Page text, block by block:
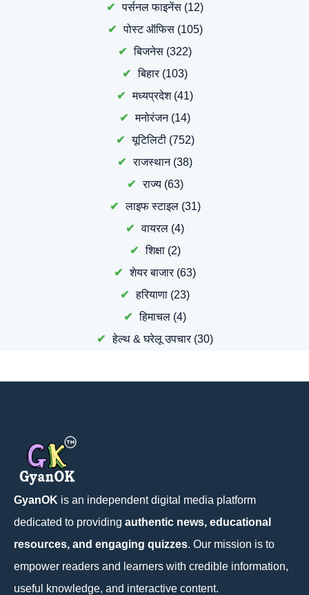
पर्सनल फाइनेंस (12)
पोस्ट ऑफिस(105)
बिजनेस (322)
बिहार(103)
मध्यप्रदेश(41)
मनोरंजन(14)
यूटिलिटी(752)
राजस्थान(38)
राज्य(63)
लाइफ स्टाइल(31)
वायरल (4)
शिक्षा(2)
शेयर बाजार(63)
हरियाणा (23)
हिमाचल (4)
हेल्थ & घरेलू उपचार(30)
GyanOK is an independent digital media platform
dedicated to providing authentic news, educational
resources, and engaging quizzes. Our mission is to
empower readers and learners with credible information,
useful knowledge, and interactive content.